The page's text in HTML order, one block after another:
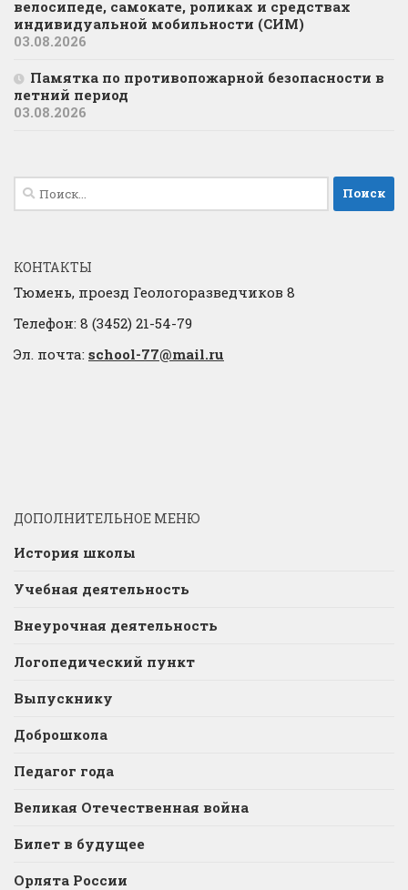
велосипеде, самокате, роликах и средствах
индивидуальной мобильности (СИМ)
03.08.2026
Памятка по противопожарной безопасности в
летний период
03.08.2026
Найти:
КОНТАКТЫ
Тюмень, проезд Геологоразведчиков 8
Телефон: 8 (3452) 21-54-79
Эл. почта: school-77@mail.ru
ДОПОЛНИТЕЛЬНОЕ МЕНЮ
История школы
Учебная деятельность
Внеурочная деятельность
Логопедический пункт
Выпускнику
Доброшкола
Педагог года
Великая Отечественная война
Билет в будущее
Орлята России